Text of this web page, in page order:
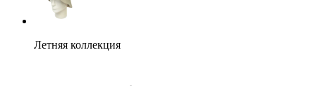
Летняя коллекция